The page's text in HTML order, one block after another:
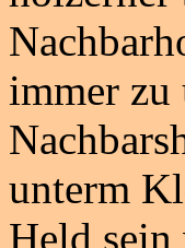
immer
unterm
Held